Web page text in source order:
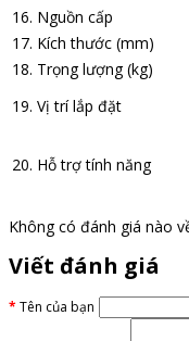
16. Nguồn cấp
17. Kích thước (mm)
18. Trọng lượng (kg)
19. Vị trí lắp đặt
20. Hỗ trợ tính năng
Không có đánh giá nào
Viết đánh giá
Tên của bạn